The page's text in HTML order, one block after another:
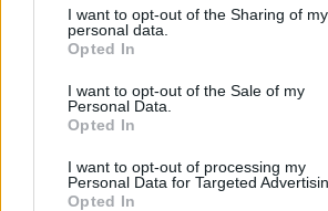
I want to opt-out of the Sharing of my
personal data.
Opted In
I want to opt-out of the Sale of my
Personal Data.
Opted In
I want to opt-out of processing my
Personal Data for Targeted
Opted In
Shakira: Όταν το
«hips don’t lie»
αλήθειας και έγινε
pop culture
25.05.2026
Το